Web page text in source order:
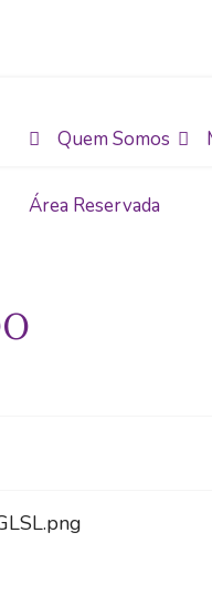
Quem Somos
Área Reservada